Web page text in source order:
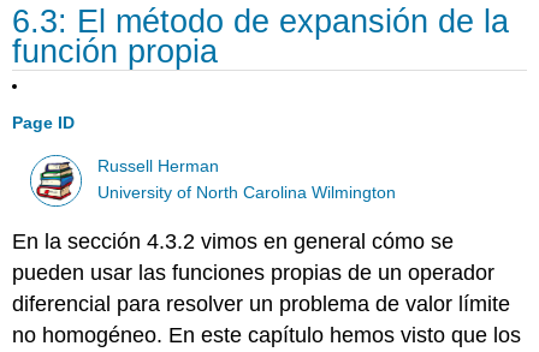
6.3: El método de expansión de la
función propia
Page ID
Russell Herman
University of North Carolina Wilmington
En la sección 4.3.2 vimos en general cómo se
pueden usar las funciones propias de un operador
diferencial para resolver un problema de valor límite
no homogéneo. En este capítulo hemos visto que los